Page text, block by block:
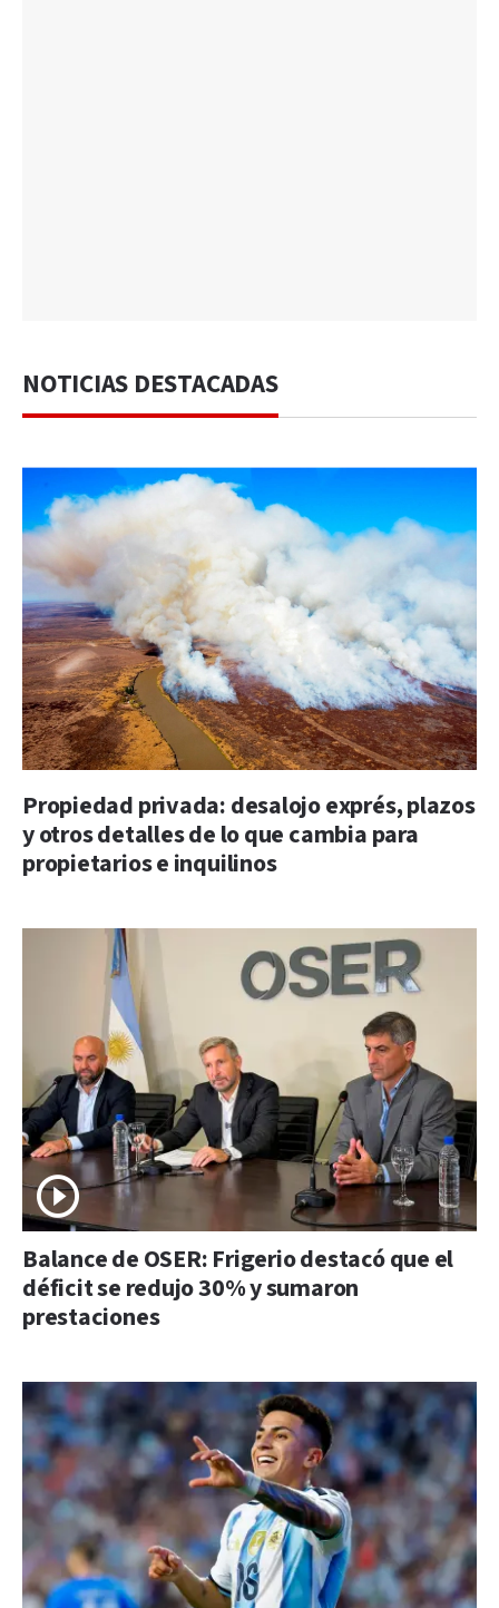
NOTICIAS DESTACADAS
Propiedad privada: desalojo exprés, plazos
y otros detalles de lo que cambia para
propietarios e inquilinos
Balance de OSER: Frigerio destacó que el
déficit se redujo 30% y sumaron
prestaciones